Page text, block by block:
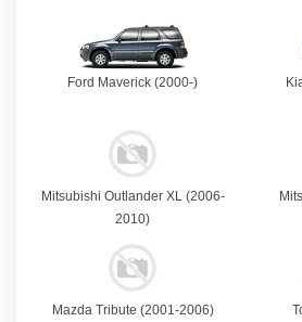
Ford Maverick (2000-)
Mitsubishi Outlander XL (2006-
2010)
Mazda Tribute (2001-2006)